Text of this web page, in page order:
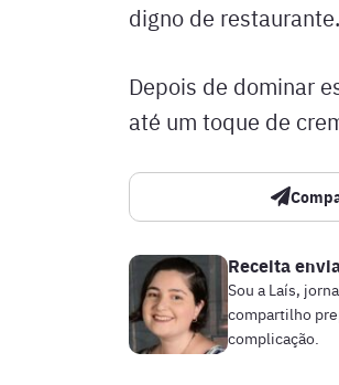
digno de restaurante.
Depois de dominar
até um toque de
Receita
Sou a Laís,
compartilho
complicação.